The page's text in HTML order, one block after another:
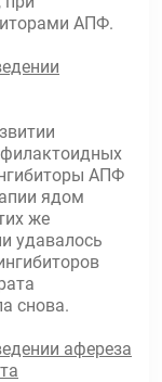
АПФ.
АПФ
ядом
же
удавалось
снова.
афереза